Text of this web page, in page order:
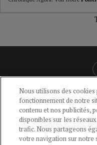
CGU-POLITIQUE DE
Nous utilisons des
fonctionnement de notre
contenu et nos publicités,
disponibles sur les
trafic. Nous partageons
votre navigation sur notre